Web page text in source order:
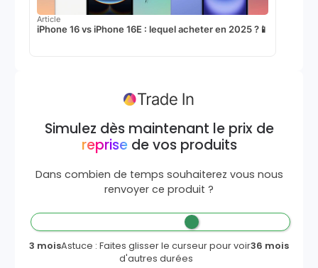
Article
iPhone 16 vs iPhone 16E : lequel acheter en 2025 ?📱
Simulez dès maintenant le prix de
reprisede vos produits
Dans combien de temps souhaiterez vous nous
renvoyer ce produit ?
3 moisAstuce : Faites glisser le curseur pour voir
d'autres durées
36 mois